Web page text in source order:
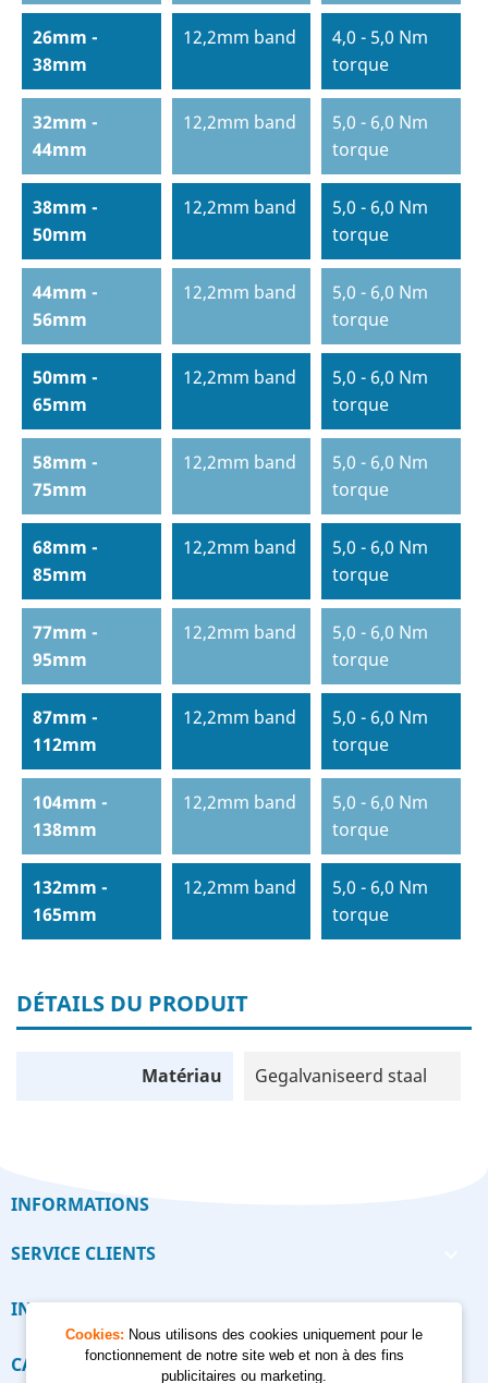
26mm -
38mm
12,2mm band
4,0 - 5,0 Nm
torque
32mm -
44mm
12,2mm band
5,0 - 6,0 Nm
torque
38mm -
50mm
12,2mm band
5,0 - 6,0 Nm
torque
44mm -
56mm
12,2mm band
5,0 - 6,0 Nm
torque
50mm -
65mm
12,2mm band
5,0 - 6,0 Nm
torque
58mm -
75mm
12,2mm band
5,0 - 6,0 Nm
torque
68mm -
85mm
12,2mm band
5,0 - 6,0 Nm
torque
77mm -
95mm
12,2mm band
5,0 - 6,0 Nm
torque
87mm -
112mm
12,2mm band
5,0 - 6,0 Nm
torque
104mm -
138mm
12,2mm band
5,0 - 6,0 Nm
torque
132mm -
165mm
12,2mm band
5,0 - 6,0 Nm
torque
DÉTAILS DU PRODUIT
Matériau Gegalvaniseerd staal
INFORMATIONS
SERVICE CLIENTS
INFORMATIONS 
CALCULATEUR
Cookies: Nous utilisons des cookies uniquement pour le
fonctionnement de notre site web et non à des fins
publicitaires ou marketing.